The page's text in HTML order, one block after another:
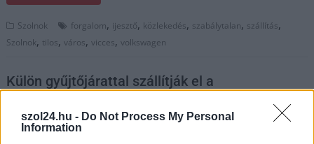
szol24.hu - Do Not Process My Personal
Information
Szolnok forgalom, ijesztő, közlekedés, szabálytalan, szállítás,
Szolnok, tilos,város,vicces,volkswagen
Külön gyűjtőjárattal szállítják el a
karácsonyfákat Szolnokon
2025.01.07. Fazekas Adrián